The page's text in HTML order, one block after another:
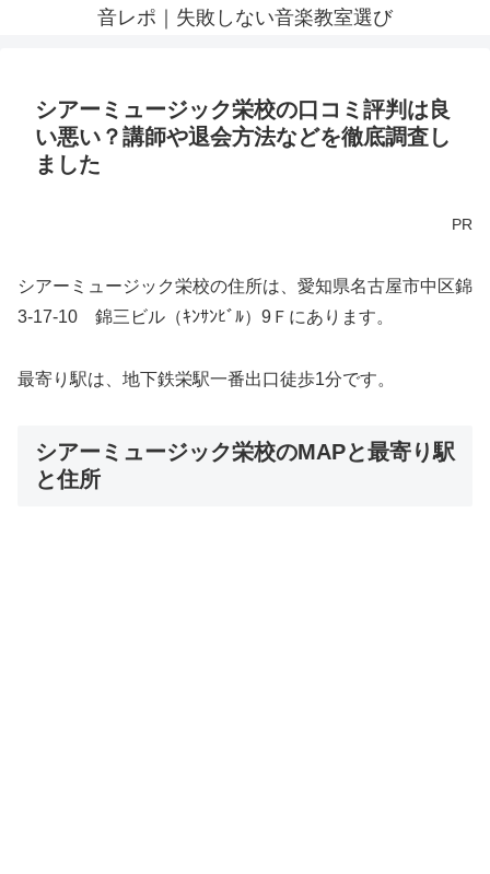
音レポ｜失敗しない音楽教室選び
シアーミュージック栄校の口コミ評判は良
い悪い？講師や退会方法などを徹底調査し
ました
PR
シアーミュージック栄校の住所は、愛知県名古屋市中区錦
3-17-10 錦三ビル（ｷﾝｻﾝﾋﾞﾙ）9Ｆにあります。
最寄り駅は、地下鉄栄駅一番出口徒歩1分です。
シアーミュージック栄校のMAPと最寄り駅
と住所